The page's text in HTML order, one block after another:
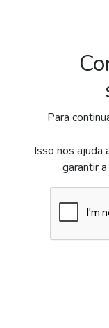
Para
Isso nos ajuda
garantir